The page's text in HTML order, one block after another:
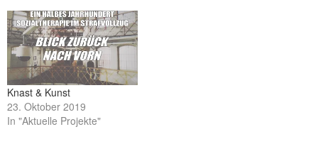
Knast & Kunst
23. Oktober 2019
In "Aktuelle Projekte"